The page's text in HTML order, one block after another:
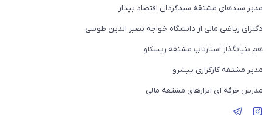
مدیر سبدهای مشتقه سبدگردان اقتصاد بیدار
دکترای ریاضی مالی از دانشگاه خواجه نصیر الدین طوسی
هم بنیانگذار استارتاپ مشتقه ریسکاو
مدیر مشتقه کارگزاری پیشرو
مدرس حرفه ای ابزارهای مشتقه مالی